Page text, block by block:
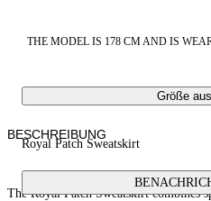
THE MODEL IS 178 CM AND IS
Größe
Royal Patch Sweatskirt
BESCHREIBUNG
The Royal Patch Sweatskirt combines